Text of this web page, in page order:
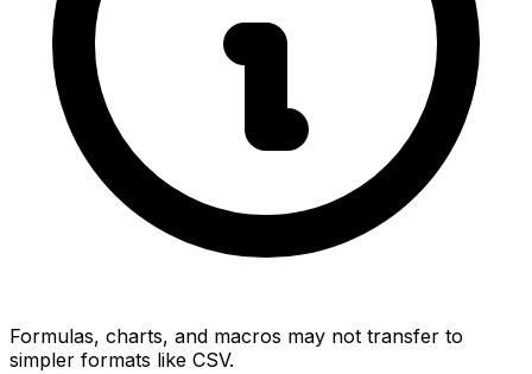
Formulas, charts, and macros may not transfer to
simpler formats like CSV.